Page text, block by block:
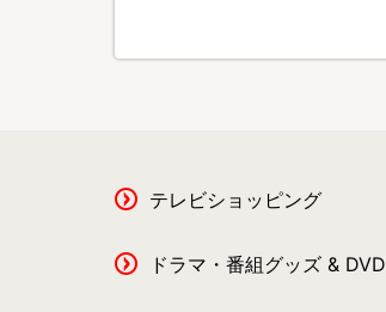
テレビショッピング
ドラマ・番組グッズ & DVD